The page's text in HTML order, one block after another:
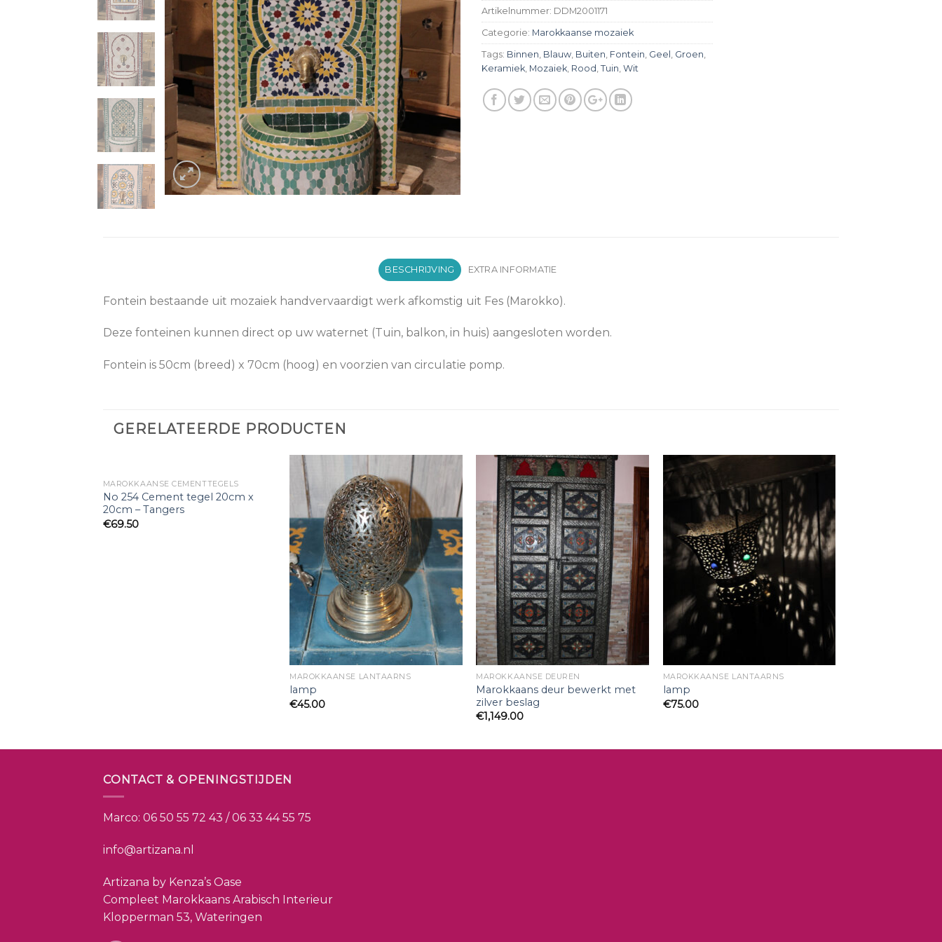
Artikelnummer: DDM2001171
Categorie: Marokkaanse mozaiek
Tags: Binnen Blauw Buiten Fontein Geel Groen
Keramiek Mozaiek Rood Tuin Wit
BESCHRIJVING EXTRA INFORMATIE
Fontein bestaande uit mozaiek handvervaardigt werk afkomstig uit Fes (Marokko).
Deze fonteinen kunnen direct op uw waternet (Tuin, balkon, in huis) aangesloten worden.
Fontein is 50cm (breed) x 70cm (hoog) en voorzien van circulatie pomp.
GERELATEERDE PRODUCTEN
MAROKKAANSE CEMENTTEGELS
No 254 Cement tegel 20cm x
20cm – Tangers
€69.50
MAROKKAANSE LANTAARNS
lamp
€45.00
MAROKKAANSE DEUREN
Marokkaans deur bewerkt met
zilver beslag
€1,149.00
MAROKKAANSE LANTAARNS
lamp
€75.00
CONTACT & OPENINGSTIJDEN
Marco: 06 50 55 72 43 / 06 33 44 55 75
info@artizana.nl
Artizana by Kenza’s Oase
Compleet Marokkaans Arabisch Interieur
Klopperman 53, Wateringen